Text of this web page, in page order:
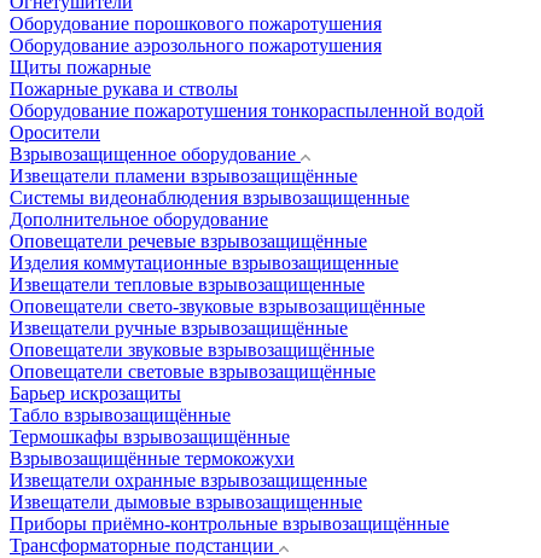
Оборудование порошкового пожаротушения
Оборудование аэрозольного пожаротушения
Щиты пожарные
Пожарные рукава и стволы
Оборудование пожаротушения тонкораспыленной водой
Оросители
Взрывозащищенное оборудование
Извещатели пламени взрывозащищённые
Системы видеонаблюдения взрывозащищенные
Дополнительное оборудование
Оповещатели речевые взрывозащищённые
Изделия коммутационные взрывозащищенные
Извещатели тепловые взрывозащищенные
Оповещатели свето-звуковые взрывозащищённые
Извещатели ручные взрывозащищённые
Оповещатели звуковые взрывозащищённые
Оповещатели световые взрывозащищённые
Барьер искрозащиты
Табло взрывозащищённые
Термошкафы взрывозащищённые
Взрывозащищённые термокожухи
Извещатели охранные взрывозащищенные
Извещатели дымовые взрывозащищенные
Приборы приёмно-контрольные взрывозащищённые
Трансформаторные подстанции